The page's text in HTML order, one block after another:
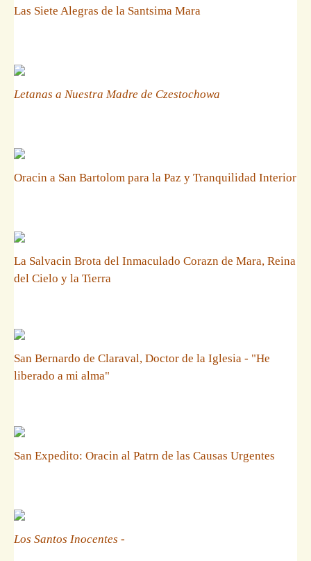
Las Siete Alegras de la Santsima Mara
Letanas a Nuestra Madre de Czestochowa
Oracin a San Bartolom para la Paz y Tranquilidad Interior
La Salvacin Brota del Inmaculado Corazn de Mara, Reina
del Cielo y la Tierra
San Bernardo de Claraval, Doctor de la Iglesia - "He
liberado a mi alma"
San Expedito: Oracin al Patrn de las Causas Urgentes
Los Santos Inocentes -